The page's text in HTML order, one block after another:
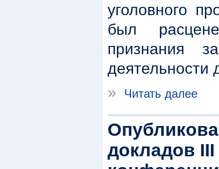
уголовного
был
признания
деятельности
»
Читать далее
докладов